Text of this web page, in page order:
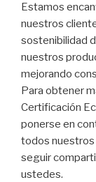
Estamos
nuestros
sostenibilidad
nuestros
mejorando
Para obtener
Certificación
ponerse en
todos nuestros
seguir
ustedes.